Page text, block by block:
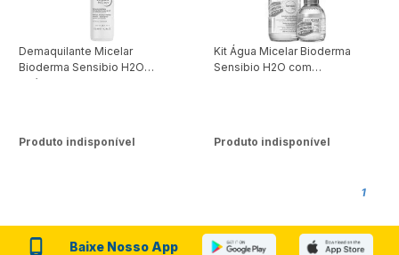
Demaquilante Micelar
Bioderma Sensibio H2O
Bifásico Eye 125ml
Produto indisponível
Kit Água Micelar Bioderma
Sensibio H2O com
Produto indisponível
1
Baixe Nosso App